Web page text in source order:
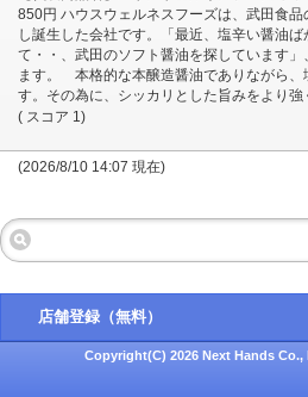
850円 ハウスウェルネスフーズは、武田食
し誕生した会社です。「最近、塩辛い醤油ば
て・・、武田のソフト醤油を探しています
ます。 本格的な本醸造醤油でありながら、
す。その為に、シッカリとした旨みをより強
( スコア 1)
(2026/8/10 14:07 現在)
店舗登録（無料）
Copyright(C) 2026 Next Hands